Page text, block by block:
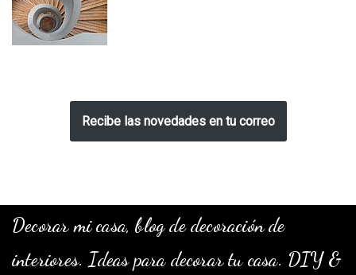
Recibe las novedades en tu correo
Decorar mi casa, blog de decoración de
interiores. Ideas para decorar tu casa. DIY &